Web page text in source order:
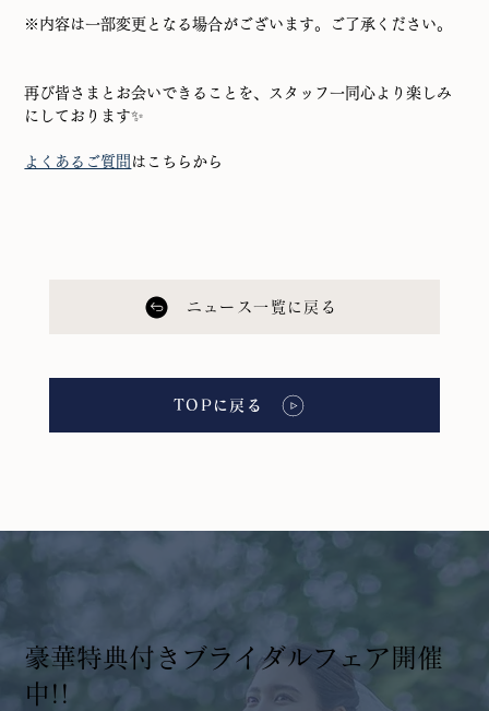
TOPに戻る
ニュース一覧に戻る
※内容は一部変更となる場合がございます。ご了承ください。
再び皆さまとお会いできることを、スタッフ一同心より楽しみ
にしております✨
よくあるご質問 はこちらから
​豪華特典付きブライダルフェア開催
中!!